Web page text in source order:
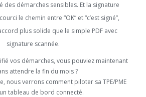
des démarches sensibles. Et la signature
le chemin entre “OK” et “c’est signé”,
plus solide que le simple PDF avec
signature scannée.
vos démarches, vous pouviez maintenant
attendre la fin du mois ?
nous verrons comment piloter sa TPE/PME
tableau de bord connecté.